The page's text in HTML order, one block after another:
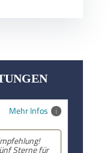
Mehr Infos
Top
am